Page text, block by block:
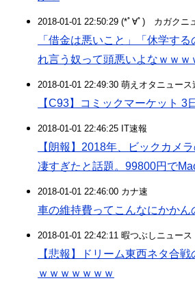
2018-01-01 22:50:29 (*ﾟ∀ﾟ)ゞカガクニ
「借金は悪いこと」「休学す
れ言う奴って頭悪いよなｗｗｗ
2018-01-01 22:49:30 萌えオタニュース
【C93】コミックマーケット 3
2018-01-01 22:46:25 IT速報
【朗報】2018年、ビックカメ
凄すぎたと話題。99800円で
2018-01-01 22:46:00 カナ速
車の維持費ってこんなにかかん
2018-01-01 22:42:11 暇つぶしニュース
【悲報】ドリーム東西ネタ合
ｗｗｗｗｗｗｗ